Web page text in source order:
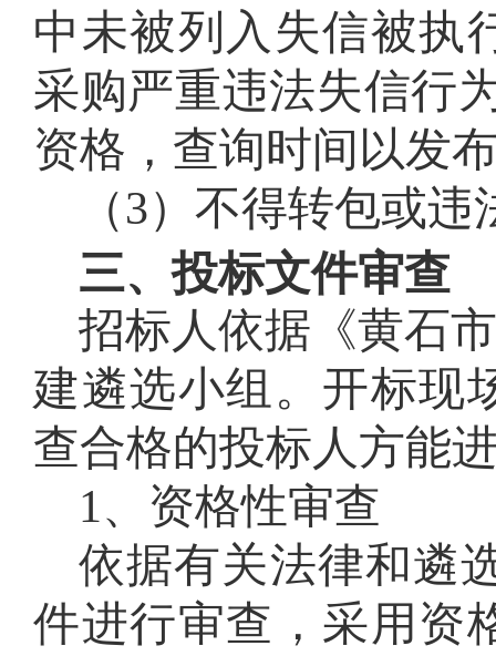
中未被列入失信被执
采购严重违法失信行
资格，查询时间以发
（3）不得转包或
三、投标文件审查
招标人依据《黄石
建遴选小组。开标现
查合格的投标人方能
1、资格性审查
依据有关法律和遴
件进行审查，采用资